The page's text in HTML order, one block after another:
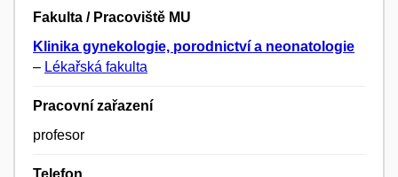
Fakulta / Pracoviště MU
Klinika gynekologie, porodnictví a neonatologie
– Lékařská fakulta
Pracovní zařazení
profesor